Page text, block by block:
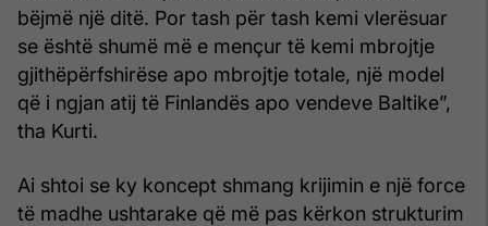
bëjmë një ditë. Por tash për tash kemi vlerësuar
se është shumë më e mençur të kemi mbrojtje
gjithëpërfshirëse apo mbrojtje totale, një model
që i ngjan atij të Finlandës apo vendeve Baltike”,
tha Kurti.
Ai shtoi se ky koncept shmang krijimin e një force
të madhe ushtarake që më pas kërkon strukturim